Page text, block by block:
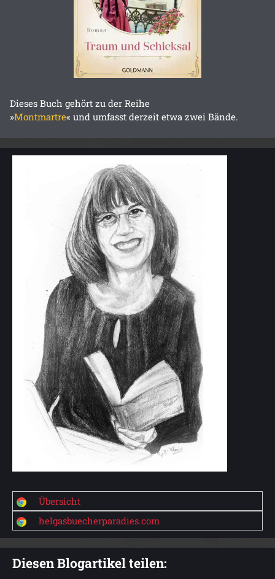
Dieses Buch gehört zu der Reihe
»Montmartre« und umfasst derzeit etwa zwei Bände.
Übersicht
helgasbuecherparadies.com
Diesen Blogartikel teilen: